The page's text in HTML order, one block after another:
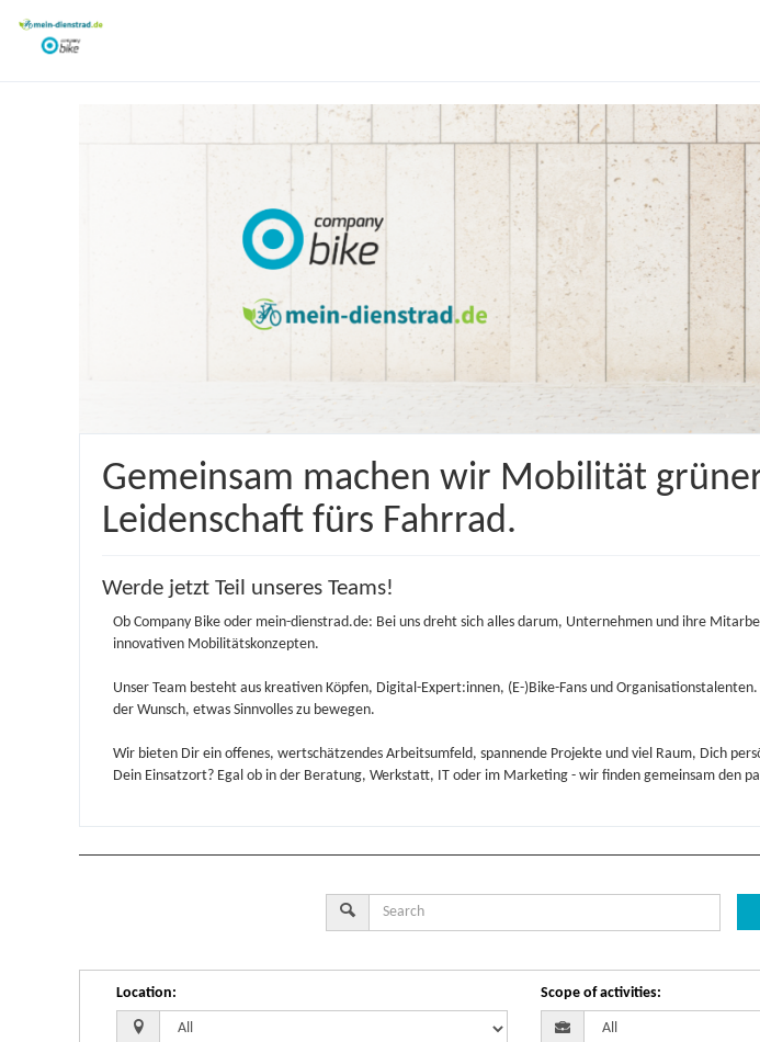
Gemeinsam machen wir Mobilität
Leidenschaft fürs Fahrrad.
Werde jetzt Teil unseres Teams!
Ob Company Bike oder mein-dienstrad.de: Bei uns dreht sich alles darum, Unternehmen und ihre
innovativen Mobilitätskonzepten.
Unser Team besteht aus kreativen Köpfen, Digital-Expert:innen, (E-)Bike-Fans und
der Wunsch, etwas Sinnvolles zu bewegen.
Wir bieten Dir ein offenes, wertschätzendes Arbeitsumfeld, spannende Projekte und viel Raum, Dich
Dein Einsatzort? Egal ob in der Beratung, Werkstatt, IT oder im Marketing - wir finden gemeinsam den
Location: Scope of activities: